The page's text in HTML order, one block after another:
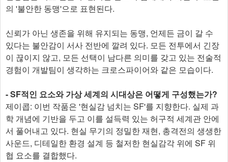
의 '불안한 동맹'으로 표현된다.
신뢰가 아닌 생존을 위해 유지되는 동맹, 언제든 금이 갈 수
있다는 불안감이 서사 전반에 깔려 있다. 모든 전투에서 긴장
이 끊이지 않고, 모든 선택이 남다른 의미를 갖고 있는 전술적
경험이 개발팀이 생각하는 크로스파이어와 같은 모습이다.
- SF적인 요소와 가상 세계의 시대상은 어떻게 구성했는가?
제이콥: 이번 작품은 '현실감 넘치는 SF'를 지향한다. 실제 과
학 개념에 기반을 두고 이를 설득력 있는 허구적 세계관 안에
서 풀어내고 있다. 현실 무기의 정밀한 재현, 총격전의 생생한
사운드, 디테일한 환경 설계 등 철저한 현실감각 위에 SF 위
협 요소를 결합했다.